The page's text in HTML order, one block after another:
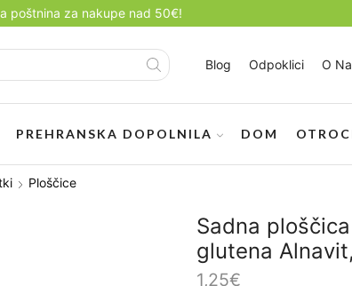
poštnina za nakupe nad 50€!
Blog Odpoklici O
PREHRANSKA DOPOLNILA DOM
Ploščice
Sadna
glutena
1,25€